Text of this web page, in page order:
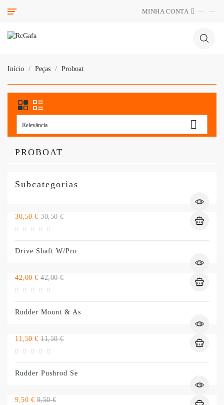
Categoria MINHA CONTA
Início Peças Proboat
Relevância 
PROBOAT
Subcategorias
Preço
30,50 € Preço
normal
30,50 €
Drive Shaft W/Pro
Preço
42,00 € Preço
normal
42,00 €
Rudder Mount & As
Preço
11,50 € Preço
normal
11,50 €
Rudder Pushrod Se
Preço
9,50 € Preço
9,50 €